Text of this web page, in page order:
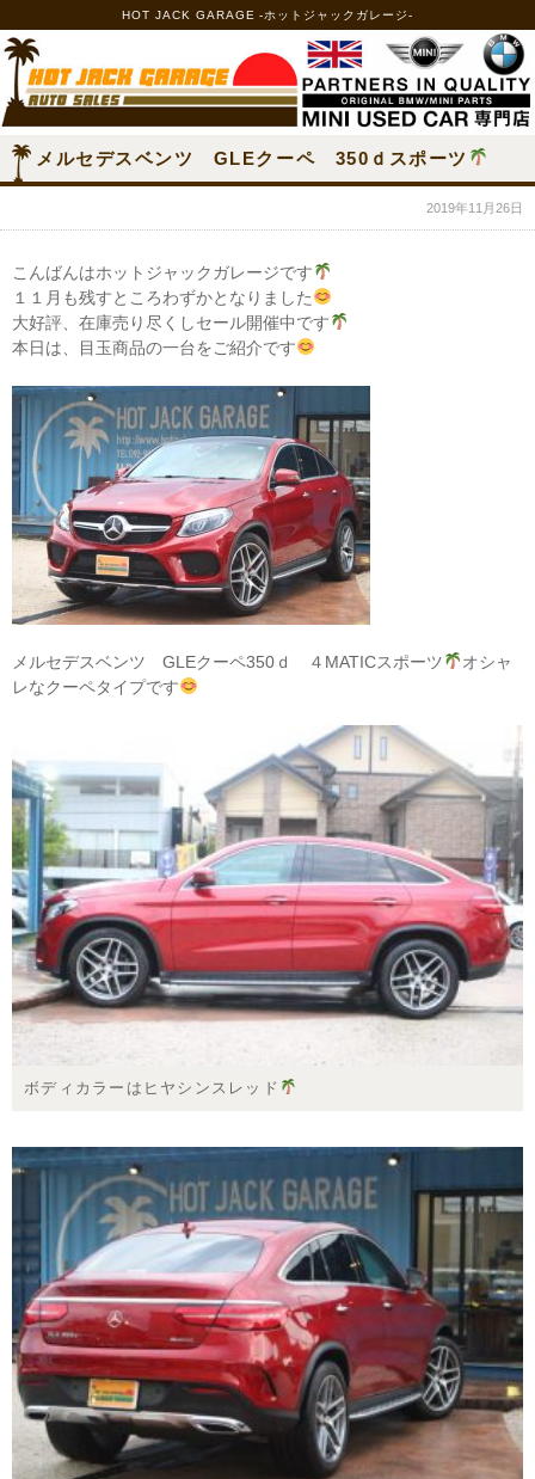
HOT JACK GARAGE -ホットジャックガレージ-
メルセデスベンツ GLEクーペ 350ｄスポーツ
2019年11月26日
こんばんはホットジャックガレージです
１１月も残すところわずかとなりました
大好評、在庫売り尽くしセール開催中です
本日は、目玉商品の一台をご紹介です
メルセデスベンツ GLEクーペ350ｄ ４MATICスポーツ
オシャ
レなクーペタイプです
ボディカラーはヒヤシンスレッド